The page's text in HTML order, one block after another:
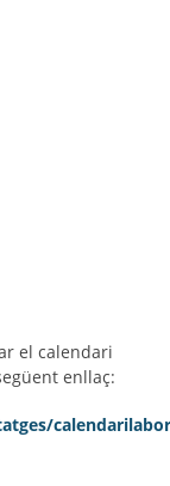
el calendari
enllaç: